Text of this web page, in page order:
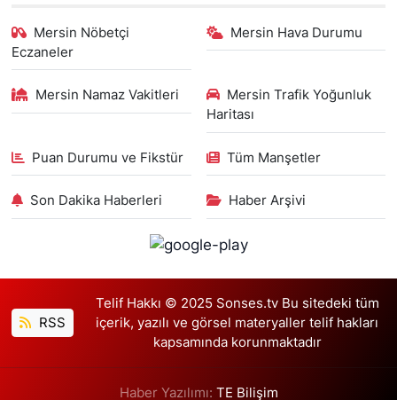
Mersin Nöbetçi
Eczaneler
Mersin Hava Durumu
Mersin Namaz Vakitleri
Mersin Trafik Yoğunluk
Haritası
Puan Durumu ve Fikstür Tüm Manşetler
Son Dakika Haberleri Haber Arşivi
RSS
Telif Hakkı © 2025 Sonses.tv Bu sitedeki tüm
içerik, yazılı ve görsel materyaller telif hakları
kapsamında korunmaktadır
Haber Yazılımı: TE Bilişim